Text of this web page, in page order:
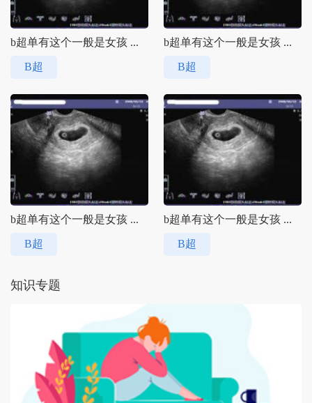
b超单有这个一般是女孩 ...
B超
b超单有这个一般是女孩 ...
B超
b超单有这个一般是女孩 ...
B超
b超单有这个一般是女孩 ...
B超
知识专题